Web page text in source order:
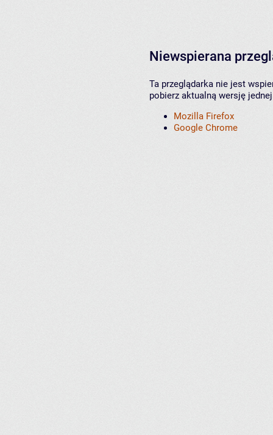
Niewspierana
Ta przeglądarka nie jest
pobierz aktualną wersję
Mozilla Firefox
Google Chrome